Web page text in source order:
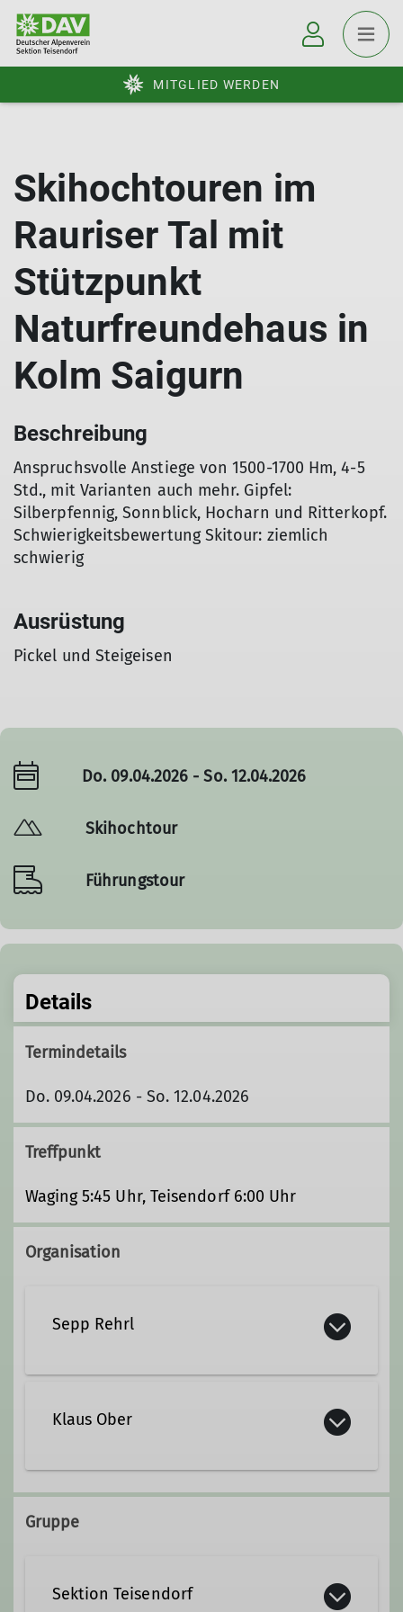
MITGLIED WERDEN
Skihochtouren im
Rauriser Tal mit
Stützpunkt
Naturfreundehaus in
Kolm Saigurn
Beschreibung
Anspruchsvolle Anstiege von 1500-1700 Hm, 4-5
Std., mit Varianten auch mehr. Gipfel:
Silberpfennig, Sonnblick, Hocharn und Ritterkopf.
Schwierigkeitsbewertung Skitour: ziemlich
schwierig
Ausrüstung
Pickel und Steigeisen
Do. 09.04.2026 - So. 12.04.2026
Skihochtour
Führungstour
Details
Termindetails
Do. 09.04.2026 - So. 12.04.2026
Treffpunkt
Waging 5:45 Uhr, Teisendorf 6:00 Uhr
Organisation
Sepp Rehrl
Qualifikationen
Klaus Ober
+49 171 7300700
Gruppe
Sektion Teisendorf